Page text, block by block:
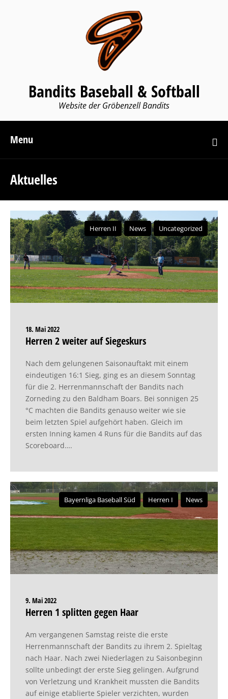
Bandits Baseball & Softball
Website der Gröbenzell Bandits
Menu
Aktuelles
Herren II News Uncategorized
18. Mai 2022
Herren 2 weiter auf Siegeskurs
Nach dem gelungenen Saisonauftakt mit einem
eindeutigen 16:1 Sieg, ging es an diesem Sonntag
für die 2. Herrenmannschaft der Bandits nach
Zorneding zu den Baldham Boars. Bei sonnigen 25
°C machten die Bandits genauso weiter wie sie
beim letzten Spiel aufgehört haben. Gleich im
ersten Inning kamen 4 Runs für die Bandits auf das
Scoreboard….
Bayernliga Baseball Süd Herren I News
9. Mai 2022
Herren 1 splitten gegen Haar
Am vergangenen Samstag reiste die erste
Herrenmannschaft der Bandits zu ihrem 2. Spieltag
nach Haar. Nach zwei Niederlagen zu Saisonbeginn
sollte unbedingt der erste Sieg gelingen. Aufgrund
von Verletzung und Krankheit mussten die Bandits
auf einige etablierte Spieler verzichten, wurden